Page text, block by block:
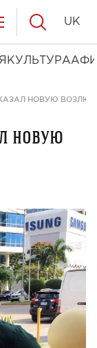
КУЛЬТУРА
UK
НОВУЮ
новую